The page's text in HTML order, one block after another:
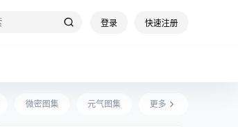
登录 快速注册
微密图集 元气图集 更多